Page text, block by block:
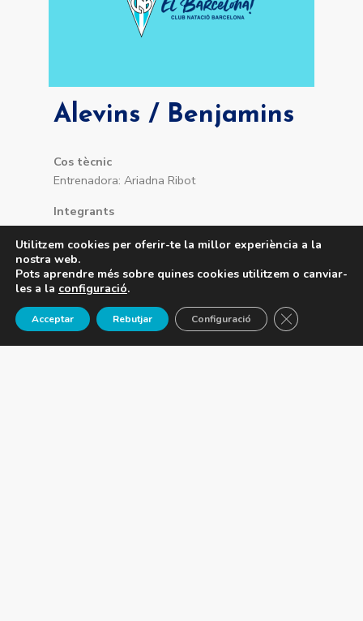
Alevins / Benjamins
Cos tècnic
Entrenadora: Ariadna Ribot
Integrants
Chloé Pauchet, Marco Colomé, Nicolás Lleixà, Max
Lleixà.
Utilitzem cookies per oferir-te la millor experiència a la
nostra web.
Pots aprendre més sobre quines cookies utilitzem o canviar-
les a la configuració.
Acceptar Rebutjar Configuració Tanca el